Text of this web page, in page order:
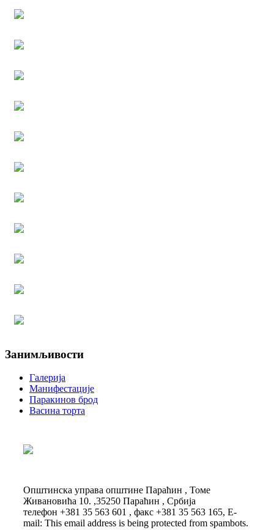
Занимљивости
Галерија
Манифестације
Паракинов брод
Васина торта
Општинска управа општине Параћин , Томе
Живановића 10. ,35250 Параћин , Србија
телефон +381 35 563 601 , факс +381 35 563 165, E-
mail: This email address is being protected from spambots.